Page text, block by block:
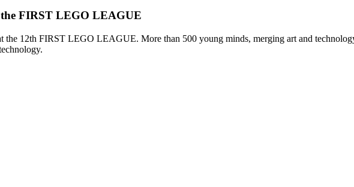
FIRST LEGO LEAGUE
the 12th FIRST LEGO LEAGUE. More than 500 young minds, merging art and